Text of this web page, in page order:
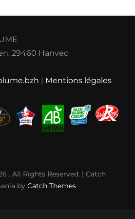
29460 Hanvec
| Mentions légales
. All Rights Reserved. | Catch
by Catch Themes